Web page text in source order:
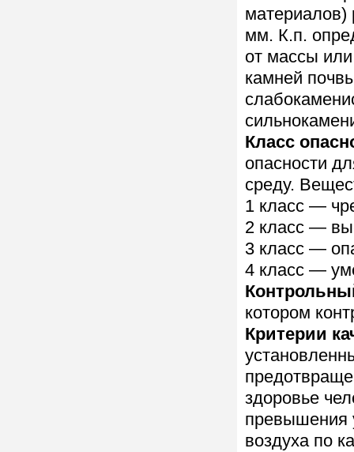
мм. К.п.
от массы
камней
Класс
опасности
среду.
1 класс —
2 класс —
3 класс —
4 класс —
котором
Критерии
здоровье
превышения
воздуха по